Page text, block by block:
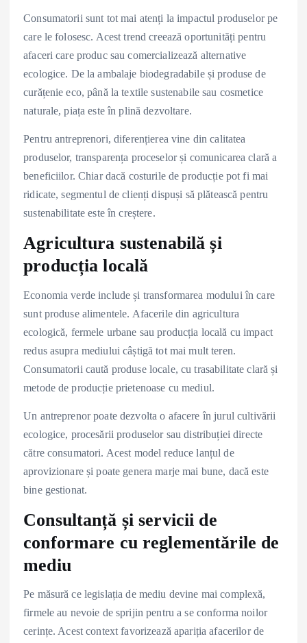
Consumatorii sunt tot mai atenți la impactul produselor pe
care le folosesc. Acest trend creează oportunități pentru
afaceri care produc sau comercializează alternative
ecologice. De la ambalaje biodegradabile și produse de
curățenie eco, până la textile sustenabile sau cosmetice
naturale, piața este în plină dezvoltare.
Pentru antreprenori, diferențierea vine din calitatea
produselor, transparența proceselor și comunicarea clară a
beneficiilor. Chiar dacă costurile de producție pot fi mai
ridicate, segmentul de clienți dispuși să plătească pentru
sustenabilitate este în creștere.
Agricultura sustenabilă și
producția locală
Economia verde include și transformarea modului în care
sunt produse alimentele. Afacerile din agricultura
ecologică, fermele urbane sau producția locală cu impact
redus asupra mediului câștigă tot mai mult teren.
Consumatorii caută produse locale, cu trasabilitate clară și
metode de producție prietenoase cu mediul.
Un antreprenor poate dezvolta o afacere în jurul cultivării
ecologice, procesării produselor sau distribuției directe
către consumatori. Acest model reduce lanțul de
aprovizionare și poate genera marje mai bune, dacă este
bine gestionat.
Consultanță și servicii de
conformare cu reglementările de
mediu
Pe măsură ce legislația de mediu devine mai complexă,
firmele au nevoie de sprijin pentru a se conforma noilor
cerințe. Acest context favorizează apariția afacerilor de